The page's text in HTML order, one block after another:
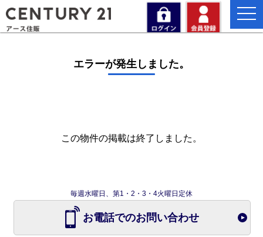
エラーが発生しました。
この物件の掲載は終了しました。
毎週水曜日、第1・2・3・4火曜日定休
お電話でのお問い合わせ